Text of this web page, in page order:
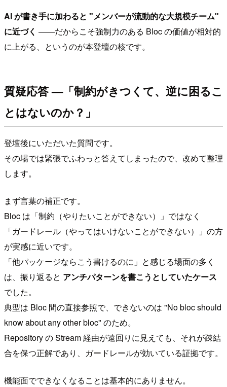
AI が書き手に加わると "メンバーが流動的な大規模チーム"
に近づく ——だからこそ強制力のある Bloc の価値が相対的
に上がる、というのが本登壇の核です。
質疑応答 —「制約がきつくて、逆に困るこ
とはないのか？」
登壇後にいただいた質問です。
その場では緊張でふわっと答えてしまったので、改めて整理
します。
まず言葉の補正です。
Bloc は「制約（やりたいことができない）」ではなく
「ガードレール（やってはいけないことができない）」の方
が実感に近いです。
「他パッケージならこう書けるのに」と感じる場面の多く
は、振り返ると アンチパターンを書こうとしていたケース
でした。
典型は Bloc 間の直接参照で、できないのは "No bloc should
know about any other bloc" のため。
Repository の Stream 経由が遠回りに見えても、それが疎結
合を保つ正解であり、ガードレールが効いている証拠です。
機能面でできなくなることは基本的にありません。